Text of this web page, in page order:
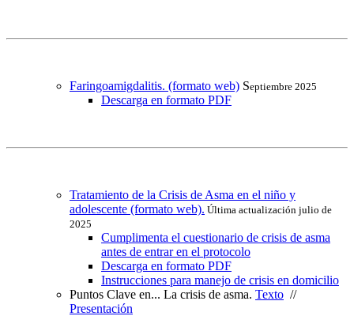
Faringoamigdalitis. (formato web) Septiembre 2025
Descarga en formato PDF
Tratamiento de la Crisis de Asma en el niño y
adolescente (formato web). Última actualización julio de
2025
Cumplimenta el cuestionario de crisis de asma
antes de entrar en el protocolo
Descarga en formato PDF
Instrucciones para manejo de crisis en domicilio
Puntos Clave en... La crisis de asma. Texto //
Presentación